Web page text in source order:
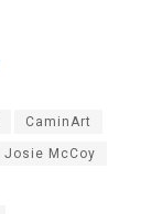
CaminArt
Josie McCoy